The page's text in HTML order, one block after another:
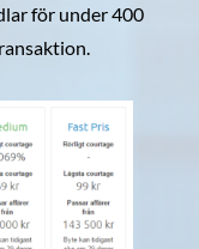
för under 400